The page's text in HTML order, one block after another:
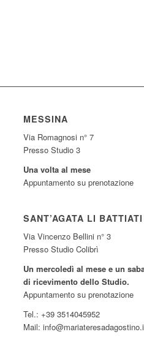
MESSINA
Via Romagnosi n° 7
Presso Studio 3
Una volta al mese
Appuntamento su prenotazione
SANT’AGATA LI
Via Vincenzo Bellini n° 3
Presso Studio Colibrì
Un mercoledì al mese e un
di ricevimento dello Studio.
Appuntamento su prenotazione
Tel.: +39 3514045952
Mail: